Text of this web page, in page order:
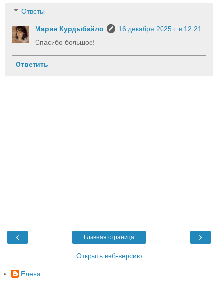
Ответы
Мария Курдыбайло
16 декабря 2025 г. в 12:21
Спасибо большое!
Ответить
‹ ›
Главная страница
Открыть веб-версию
Елена